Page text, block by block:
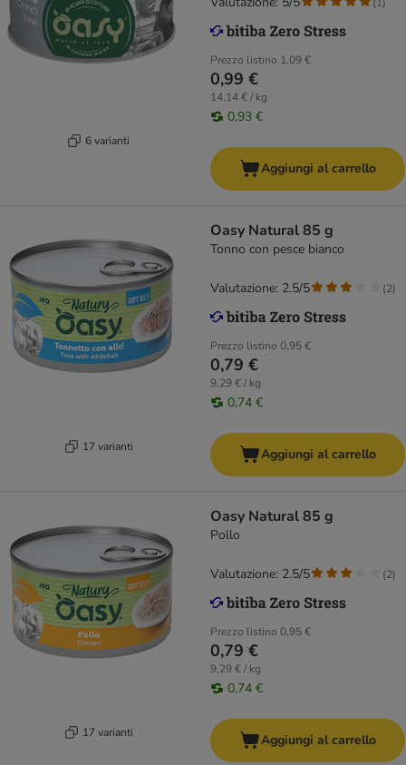
6 varianti
Prezzo listino 1,09 €
0,99 €
14,14 € / kg
0,93 €
Aggiungi al carrello
17 varianti
Oasy Natural 85 g
Tonno con pesce bianco
Prezzo listino 0,95 €
0,79 €
9,29 € / kg
0,74 €
Valutazione: 2.5/5 (2)
Aggiungi al carrello
17 varianti
Oasy Natural 85 g
Pollo
Prezzo listino 0,95 €
0,79 €
9,29 € / kg
0,74 €
Valutazione: 2.5/5 (2)
Aggiungi al carrello